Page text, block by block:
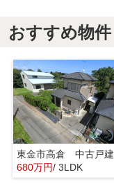
おすすめ物件
東金市高倉 中古戸建
680万円/ 3LDK